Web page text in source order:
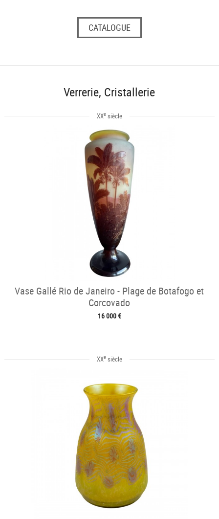
CATALOGUE
Verrerie, Cristallerie
XXesiècle
Vase Gallé Rio de Janeiro - Plage de Botafogo et
Corcovado
16 000 €
XXesiècle